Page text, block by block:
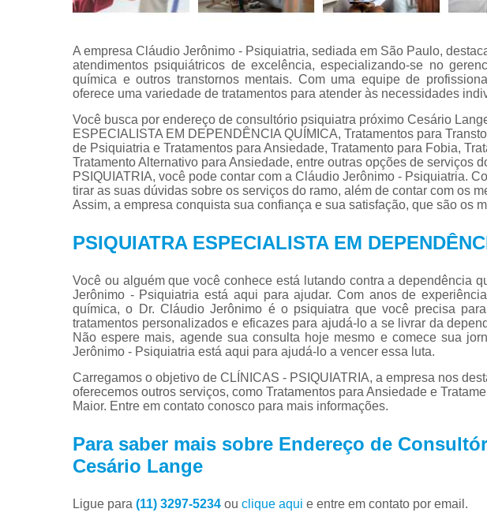
bipolar
para
transtorno de
estresse
Tratamentos
para
transtorno do
pânico
A empresa Cláudio Jerônimo - Psiquiatria, sediada em São Paulo,
atendimentos psiquiátricos de excelência, especializando-se no
química e outros transtornos mentais. Com uma equipe de
oferece uma variedade de tratamentos para atender às necessidades
Você busca por endereço de consultório psiquiatra próximo Cesário
ESPECIALISTA EM DEPENDÊNCIA QUÍMICA, Tratamentos para
de Psiquiatria e Tratamentos para Ansiedade, Tratamento para Fobia,
Tratamento Alternativo para Ansiedade, entre outras opções de serviços
PSIQUIATRIA, você pode contar com a Cláudio Jerônimo - Psiquiatria.
tirar as suas dúvidas sobre os serviços do ramo, além de contar com os
Assim, a empresa conquista sua confiança e sua satisfação, que são os
PSIQUIATRA ESPECIALISTA EM
Você ou alguém que você conhece está lutando contra a dependência
Jerônimo - Psiquiatria está aqui para ajudar. Com anos de
química, o Dr. Cláudio Jerônimo é o psiquiatra que você precisa
tratamentos personalizados e eficazes para ajudá-lo a se livrar da
Não espere mais, agende sua consulta hoje mesmo e comece sua
Jerônimo - Psiquiatria está aqui para ajudá-lo a vencer essa luta.
Carregamos o objetivo de CLÍNICAS - PSIQUIATRIA, a empresa nos
oferecemos outros serviços, como Tratamentos para Ansiedade e
Maior. Entre em contato conosco para mais informações.
Para saber mais sobre Endereço de
Cesário Lange
Ligue para (11) 3297-5234 ou clique aqui e entre em contato por email.